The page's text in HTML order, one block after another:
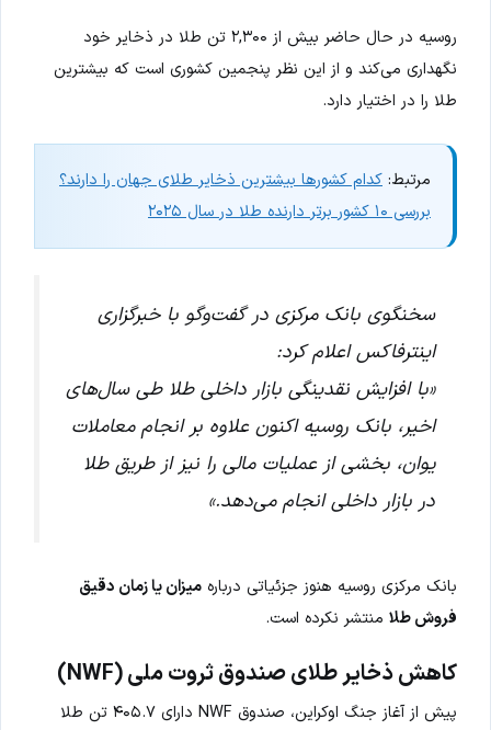
روسیه در حال حاضر بیش از ۲,۳۰۰ تن طلا در ذخایر خود
نگهداری می‌کند و از این نظر پنجمین کشوری است که بیشترین
طلا را در اختیار دارد.
مرتبط: کدام کشورها بیشترین ذخایر طلای جهان را دارند؟
بررسی ۱۰ کشور برتر دارنده طلا در سال ۲۰۲۵
سخنگوی بانک مرکزی در گفت‌وگو با خبرگزاری
اینترفاکس اعلام کرد:
«با افزایش نقدینگی بازار داخلی طلا طی سال‌های
اخیر، بانک روسیه اکنون علاوه بر انجام معاملات
یوان، بخشی از عملیات مالی را نیز از طریق طلا
در بازار داخلی انجام می‌دهد.»
بانک مرکزی روسیه هنوز جزئیاتی درباره میزان یا زمان دقیق
فروش طلا منتشر نکرده است.
کاهش ذخایر طلای صندوق ثروت ملی (NWF)
پیش از آغاز جنگ اوکراین، صندوق NWF دارای ۴۰۵.۷ تن طلا